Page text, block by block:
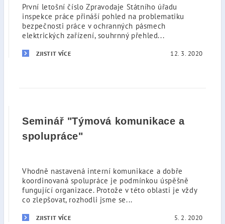
První letošní číslo Zpravodaje Státního úřadu
inspekce práce přináší pohled na problematiku
bezpečnosti práce v ochranných pásmech
elektrických zařízení, souhrnný přehled...
ZJISTIT VÍCE 12. 3. 2020
Seminář "Týmová komunikace a
spolupráce"
Vhodně nastavená interní komunikace a dobře
koordinovaná spolupráce je podmínkou úspěšně
fungující organizace. Protože v této oblasti je vždy
co zlepšovat, rozhodli jsme se...
ZJISTIT VÍCE 5. 2. 2020